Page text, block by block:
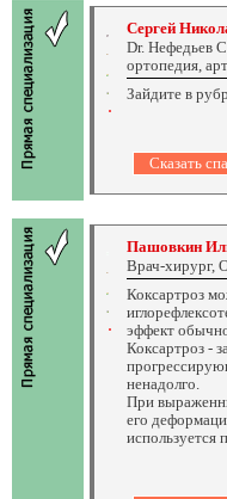
Сергей
Dr. Нефедьев
ортопедия,
Зайдите в
Пашовкин
Врач-хирург,
Коксартроз
эффект
Коксартроз -
ненадолго.
При
его
используется